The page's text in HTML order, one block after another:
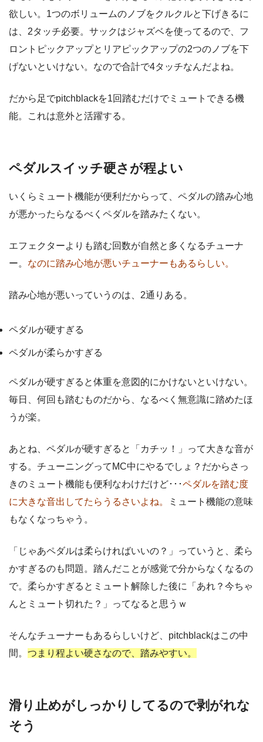
欲しい。1つのボリュームのノブをクルクルと下げきるに
は、2タッチ必要。サックはジャズベを使ってるので、フ
ロントピックアップとリアピックアップの2つのノブを下
げないといけない。なので合計で4タッチなんだよね。
だから足でpitchblackを1回踏むだけでミュートできる機
能。これは意外と活躍する。
ペダルスイッチ硬さが程よい
いくらミュート機能が便利だからって、ペダルの踏み心地
が悪かったらなるべくペダルを踏みたくない。
エフェクターよりも踏む回数が自然と多くなるチューナ
ー。 なのに踏み心地が悪いチューナーもあるらしい。
踏み心地が悪いっていうのは、2通りある。
ペダルが硬すぎる
ペダルが柔らかすぎる
ペダルが硬すぎると体重を意図的にかけないといけない。
毎日、何回も踏むものだから、なるべく無意識に踏めたほ
うが楽。
あとね、ペダルが硬すぎると「カチッ！」って大きな音が
する。チューニングってMC中にやるでしょ？だからさっ
きのミュート機能も便利なわけだけど･･･ペダルを踏む度
に大きな音出してたらうるさいよね。
ミュート機能の意味
もなくなっちゃう。
「じゃあペダルは柔らければいいの？」っていうと、柔ら
かすぎるのも問題。踏んだことが感覚で分からなくなるの
で。柔らかすぎるとミュート解除した後に「あれ？今ちゃ
んとミュート切れた？」ってなると思うｗ
そんなチューナーもあるらしいけど、pitchblackはこの中
間。 つまり程よい硬さなので、踏みやすい。
滑り止めがしっかりしてるので剥がれな
そう